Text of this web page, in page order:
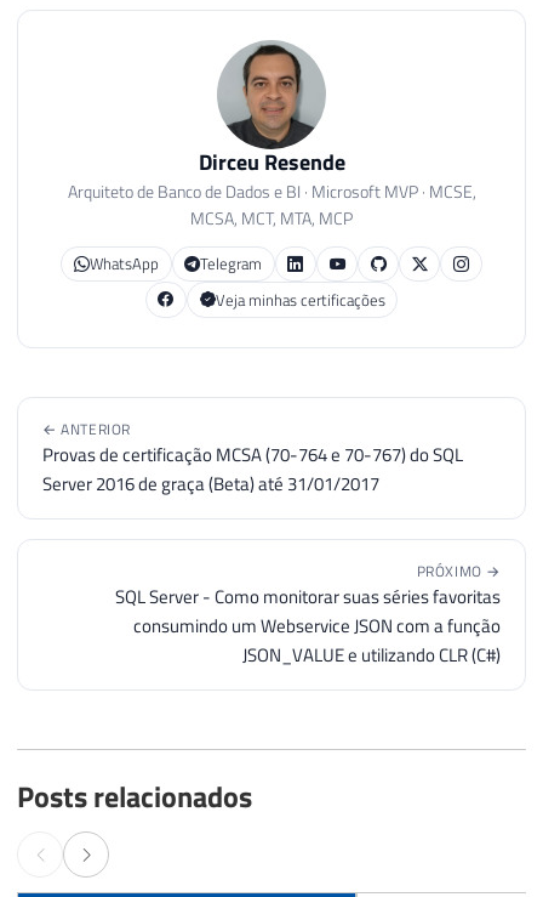
Dirceu Resende
Arquiteto de Banco de Dados e BI · Microsoft MVP · MCSE,
MCSA, MCT, MTA, MCP
WhatsApp
Telegram
Veja minhas certificações
← ANTERIOR
Provas de certificação MCSA (70-764 e 70-767) do SQL
Server 2016 de graça (Beta) até 31/01/2017
PRÓXIMO →
SQL Server - Como monitorar suas séries favoritas
consumindo um Webservice JSON com a função
JSON_VALUE e utilizando CLR (C#)
Posts relacionados